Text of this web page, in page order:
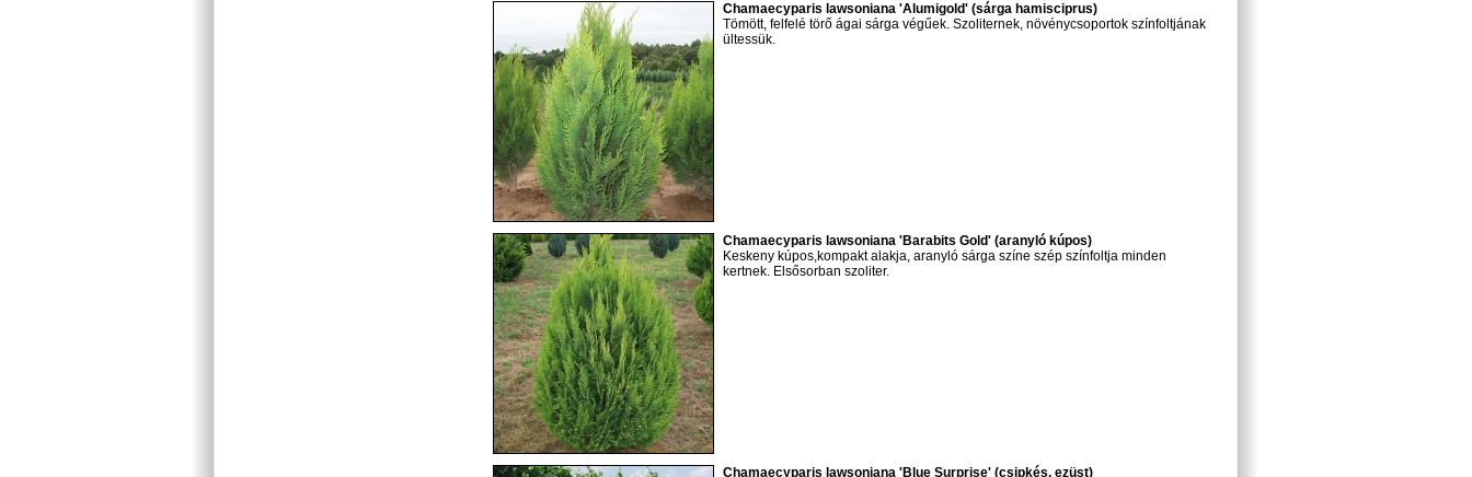
Chamaecyparis lawsoniana 'Alumigold' (sárga hamisciprus)
Tömött, felfelé törő ágai sárga végűek. Szoliternek, növénycsoportok színfoltjának
ültessük.
Chamaecyparis lawsoniana 'Barabits Gold' (aranyló kúpos)
Keskeny kúpos,kompakt alakja, aranyló sárga színe szép színfoltja minden
kertnek. Elsősorban szoliter.
Chamaecyparis lawsoniana 'Blue Surprise' (csipkés, ezüst)